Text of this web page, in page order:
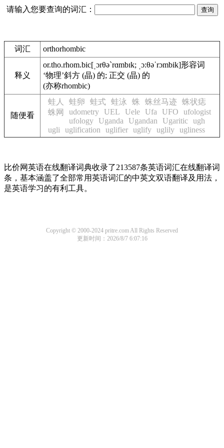
请输入您要查询的词汇：
词汇 orthorhombic
释义
or.tho.rhom.bic[ˌɔrθə`rɑmbɪk; ˌɔ:θəˈrɔmbik]形容词
‘物理’斜方 (晶) 的; 正交 (晶) 的
(亦称rhombic)
随便看
蛙人 蛙卵 蛙式 蛙泳 蛛 蛛丝马迹
蛛状痣
蛛网
udometry UEL Uele Ufa UFO
ufologist
ufology Uganda Ugandan Ugaritic ugh
ugli
uglification uglifier uglify uglily ugliness
比价网英语在线翻译词典收录了213587条英语词汇在线翻译词
条，基本涵盖了全部常用英语词汇的中英文双语翻译及用法，
是英语学习的有利工具。
Copyright © 2000-2024 pritre.com All Rights Reserved
更新时间：2026/8/7 6:07:16